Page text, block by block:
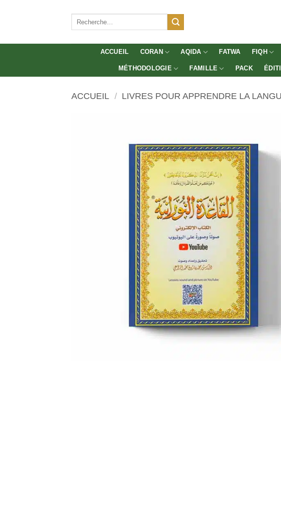
ACCUEIL CORAN AQIDA FATWA FIQH
MÉTHODOLOGIE FAMILLE PACK
ACCUEIL / LIVRES POUR APPRENDRE LA